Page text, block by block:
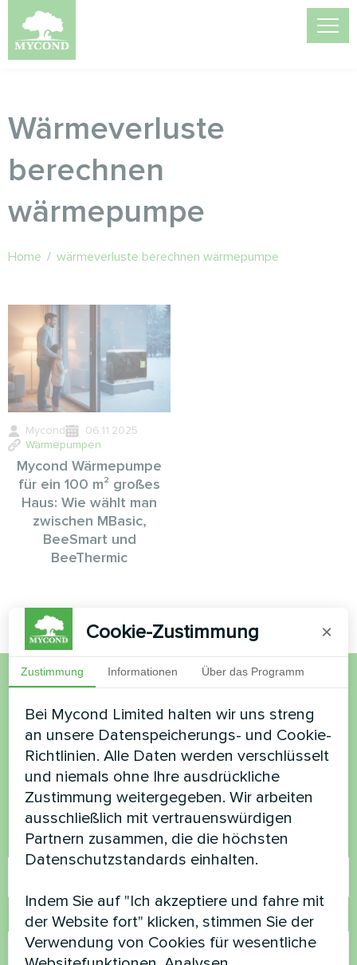
Wärmeverluste
berechnen
wärmepumpe
Home / wärmeverluste berechnen wärmepumpe
Mycond
06.11.2025
Wärmepumpen
Mycond Wärmepumpe
für ein 100 m² großes
Haus: Wie wählt man
zwischen MBasic,
BeeSmart und
BeeThermic
Möchten Sie kaufen oder
haben Sie Fragen?
Kontaktieren Sie uns und wir werden Ihnen
helfen
Name
Rufnummer
Cookie-Zustimmung ×
Zustimmung Informationen Über das Programm
Bei Mycond Limited halten wir uns streng
an unsere Datenspeicherungs- und Cookie-
Richtlinien. Alle Daten werden verschlüsselt
und niemals ohne Ihre ausdrückliche
Zustimmung weitergegeben. Wir arbeiten
ausschließlich mit vertrauenswürdigen
Partnern zusammen, die die höchsten
Datenschutzstandards einhalten.
Indem Sie auf "Ich akzeptiere und fahre mit
der Website fort" klicken, stimmen Sie der
Verwendung von Cookies für wesentliche